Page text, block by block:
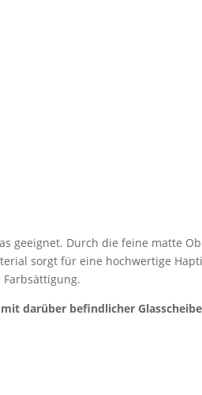
geeignet. Durch die feine matte
sorgt für eine hochwertige
darüber befindlicher